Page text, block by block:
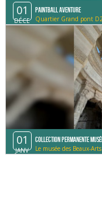
01
DÉCE
Paintball Aventure
Quartier Grand pont
01
JANV
Collection permanente Musée
Le musée des Beaux-Arts